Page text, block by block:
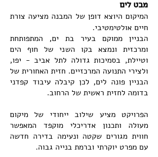
מבט לים
המיקום היוצא דופן של המבנה מציעה צורת
חיים אולטימטיבי.
הבניין ממוקם בעיר בת ים, המתפותחת
ומרכזית ונמצא בקו השני של חוף הים
וטיילת, בסמיכות גדולה לתל אביב - יפו,
ולצירי התנועה המרכזיים. חזית האחורית של
הבניין פונה לים, לכן קיבלה עיבוד קפדני
בדומה לחזית ראשית של הרחוב.
הפרויקט מציע שילוב ייחודי של מיקום
מעולה ותכנון אדריכלי מוקפד המאפשר
חווית מגורים שקטה ונעימה בדירה חדשה
עם מפרט יוקרתי וברמת בנייה גבוה.